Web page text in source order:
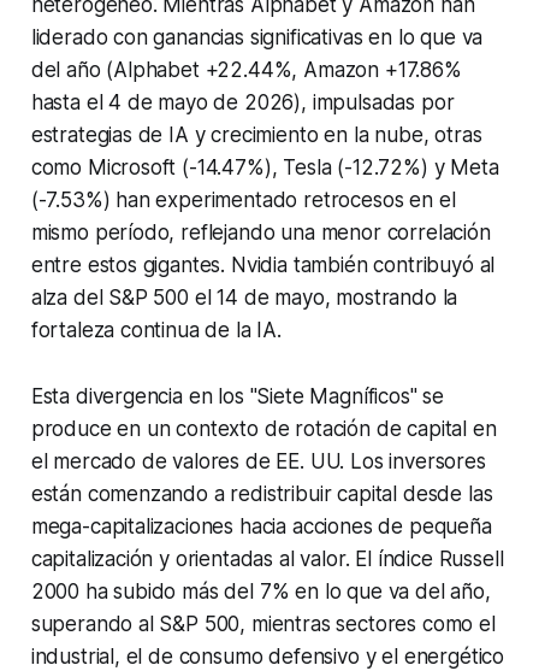
heterogéneo. Mientras Alphabet y Amazon han
liderado con ganancias significativas en lo que va
del año (Alphabet +22.44%, Amazon +17.86%
hasta el 4 de mayo de 2026), impulsadas por
estrategias de IA y crecimiento en la nube, otras
como Microsoft (-14.47%), Tesla (-12.72%) y Meta
(-7.53%) han experimentado retrocesos en el
mismo período, reflejando una menor correlación
entre estos gigantes. Nvidia también contribuyó al
alza del S&P 500 el 14 de mayo, mostrando la
fortaleza continua de la IA.
Esta divergencia en los "Siete Magníficos" se
produce en un contexto de rotación de capital en
el mercado de valores de EE. UU. Los inversores
están comenzando a redistribuir capital desde las
mega-capitalizaciones hacia acciones de pequeña
capitalización y orientadas al valor. El índice Russell
2000 ha subido más del 7% en lo que va del año,
superando al S&P 500, mientras sectores como el
industrial, el de consumo defensivo y el energético